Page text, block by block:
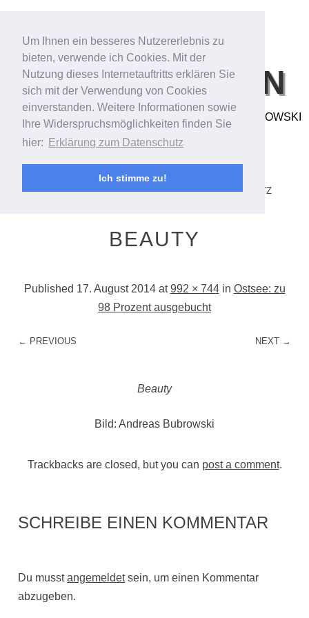
Um Ihnen ein besseres Nutzererlebnis zu
bieten, verwende ich Cookies. Mit der
Nutzung dieses Internetauftritts erklären Sie
sich mit der Verwendung von Cookies
einverstanden. Weitere Informationen sowie
Ihre Widerspruchsmöglichkeiten finden Sie
hier:
Erklärung zum Datenschutz
Ich stimme zu!
BILDFANTASIEN
FOTO- & VIDEOARBEITEN VON ANDREAS BUBROWSKI
MENU
PORTFOLIO KONTAKT IMPRESSUM DATENSCHUTZ
BEAUTY
Published 17. August 2014at992 × 744in Ostsee: zu
98 Prozent ausgebucht
← PREVIOUS NEXT →
Beauty
Bild: Andreas Bubrowski
Trackbacks are closed, but you can post a comment.
SCHREIBE EINEN KOMMENTAR
Du musstangemeldetsein, um einen Kommentar
abzugeben.